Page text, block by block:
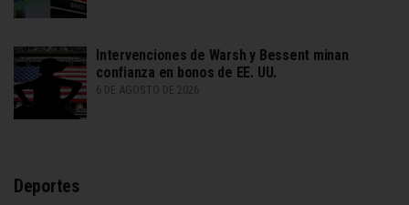
Intervenciones de Warsh y Bessent minan
confianza en bonos de EE. UU.
6 DE AGOSTO DE 2026
Deportes